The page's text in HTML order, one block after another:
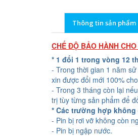
Thông tin sản phẩm
CHẾ ĐỘ BẢO HÀNH
* 1 đổi 1 trong vòng 12
- Trong thời gian 1 năm
xin được đổi mới 100%
- Trong 3 tháng còn lại
trị tùy từng sản phẩm để
* Các trường hợp
- Pin bị rơi vỡ không còn
- Pin bị ngập nước.